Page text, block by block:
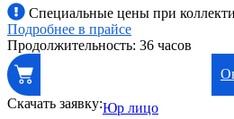
Специальные цены при
Подробнее в прайсе
Продолжительность: 36 часов
Скачать заявку:Юр лицо